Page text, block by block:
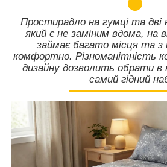
Простирадло на гумці та дві
який є не заміним вдома, на
займає багато місця та
комфортно. Різноманітність
дизайну дозволить обрати в
самий гідний